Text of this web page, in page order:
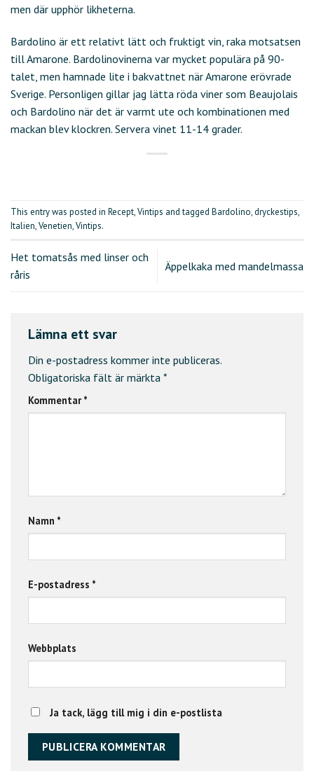
men där upphör likheterna.
Bardolino är ett relativt lätt och fruktigt vin, raka motsatsen
till Amarone. Bardolinovinerna var mycket populära på 90-
talet, men hamnade lite i bakvattnet när Amarone erövrade
Sverige. Personligen gillar jag lätta röda viner som Beaujolais
och Bardolino när det är varmt ute och kombinationen med
mackan blev klockren. Servera vinet 11-14 grader.
This entry was posted in Recept,Vintips and tagged Bardolino,dryckestips,
Italien,Venetien,Vintips.
Het tomatsås med linser och
råris
Äppelkaka med mandelmassa
Lämna ett svar
Din e-postadress kommer inte publiceras.
Obligatoriska fält är märkta *
Kommentar*
Namn *
E-postadress *
Webbplats
Ja tack, lägg till mig i din e-postlista